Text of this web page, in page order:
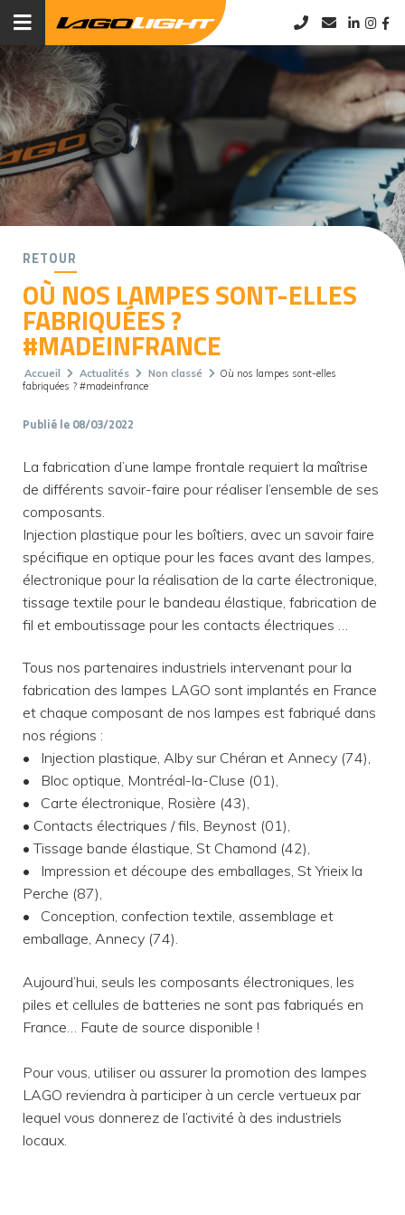
OÙ NOS LAMPES SONT-ELLES
FABRIQUÉES ?
#MADEINFRANCE
RETOUR
Accueil Actualités Non classé
Où nos lampes sont-elles
fabriquées ? #madeinfrance
Publié le 08/03/2022
La fabrication d’une lampe frontale requiert la maîtrise
de différents savoir-faire pour réaliser l’ensemble de ses
composants.
Injection plastique pour les boîtiers, avec un savoir faire
spécifique en optique pour les faces avant des lampes,
électronique pour la réalisation de la carte électronique,
tissage textile pour le bandeau élastique, fabrication de
fil et emboutissage pour les contacts électriques …
Tous nos partenaires industriels intervenant pour la
fabrication des lampes LAGO sont implantés en France
et chaque composant de nos lampes est fabriqué dans
nos régions :
• Injection plastique, Alby sur Chéran et Annecy (74),
• Bloc optique, Montréal-la-Cluse (01),
• Carte électronique, Rosière (43),
• Contacts électriques / fils, Beynost (01),
• Tissage bande élastique, St Chamond (42),
• Impression et découpe des emballages, St Yrieix la
Perche (87),
• Conception, confection textile, assemblage et
emballage, Annecy (74).
Aujourd’hui, seuls les composants électroniques, les
piles et cellules de batteries ne sont pas fabriqués en
France… Faute de source disponible !
Pour vous, utiliser ou assurer la promotion des lampes
LAGO reviendra à participer à un cercle vertueux par
lequel vous donnerez de l’activité à des industriels
locaux.